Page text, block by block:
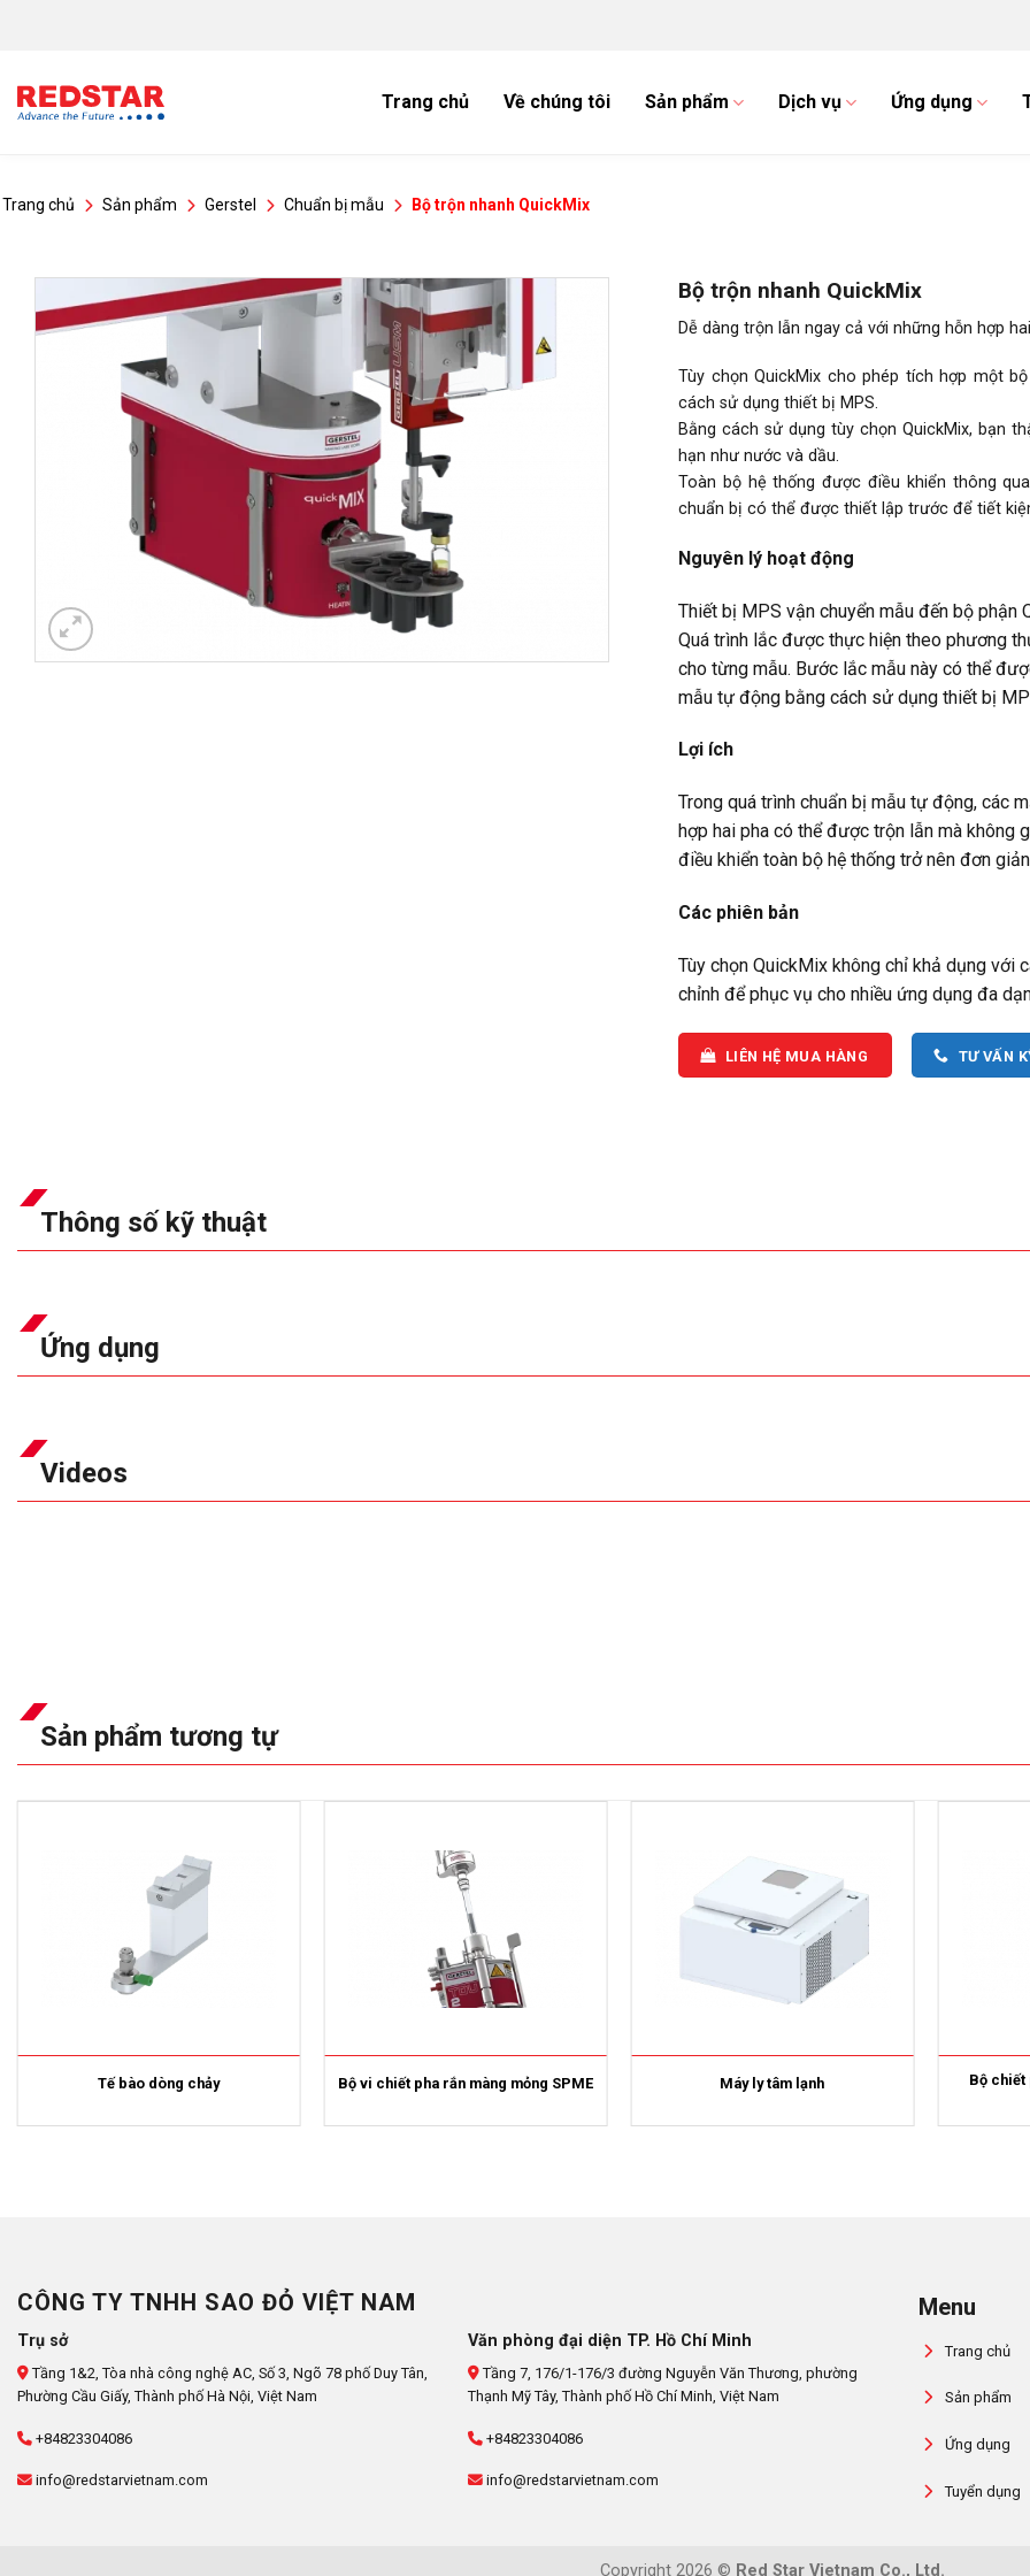
dung
Trang chủ Về chúng tôi Sản phẩm Dịch vụ Ứng dụng
Trang chủ Sản phẩm Gerstel Chuẩn bị mẫu Bộ trộn nhanh QuickMix
Bộ trộn nhanh QuickMix
Dễ dàng trộn lẫn ngay cả với những hỗn hợp
Tùy chọn QuickMix cho phép tích hợp một
cách sử dụng thiết bị MPS.
Bằng cách sử dụng tùy chọn QuickMix, bạn
hạn như nước và dầu.
Toàn bộ hệ thống được điều khiển thông
chuẩn bị có thể được thiết lập trước để tiết
Nguyên lý hoạt động
Thiết bị MPS vận chuyển mẫu đến bộ
Quá trình lắc được thực hiện theo phương
cho từng mẫu. Bước lắc mẫu này có thể
mẫu tự động bằng cách sử dụng thiết bị
Lợi ích
Trong quá trình chuẩn bị mẫu tự động, các
hợp hai pha có thể được trộn lẫn mà không
điều khiển toàn bộ hệ thống trở nên đơn
Các phiên bản
Tùy chọn QuickMix không chỉ khả dụng với
chỉnh để phục vụ cho nhiều ứng dụng đa
LIÊN HỆ MUA HÀNG TƯ VẤN
Thông số kỹ thuật
Ứng dụng
Videos
Sản phẩm tương tự
Tế bào dòng chảy Bộ vi chiết pha rắn màng mỏng SPME Máy ly tâm lạnh
Bộ chiết
CÔNG TY TNHH SAO ĐỎ VIỆT NAM
Trụ sở
Tầng 1&2, Tòa nhà công nghệ AC, Số 3, Ngõ 78 phố Duy Tân,
Phường Cầu Giấy, Thành phố Hà Nội, Việt Nam
+84823304086
info@redstarvietnam.com
Văn phòng đại diện TP. Hồ Chí Minh
Tầng 7, 176/1-176/3 đường Nguyễn Văn Thương, phường
Thạnh Mỹ Tây, Thành phố Hồ Chí Minh, Việt Nam
+84823304086
info@redstarvietnam.com
Menu
Trang chủ
Sản phẩm
Ứng dụng
Tuyển dụng
Copyright 2026 © Red Star Vietnam Co., Ltd.